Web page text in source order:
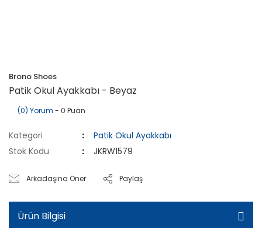
Brono Shoes
Patik Okul Ayakkabı - Beyaz
(0) Yorum - 0 Puan
Kategori
Patik Okul Ayakkabı
Stok Kodu
JKRW1579
Arkadaşına Öner Paylaş
Ürün Bilgisi